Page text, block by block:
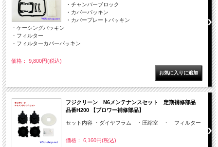
・チャンバーブロック
・カバーパッキン
・カバープレートパッキン
・ケーシングパッキン
・フィルター
・フィルターカバーパッキン
価格： 9,800円(税込)
フジクリーン N6メンテナンスセット 定期補修部品
品番H200 【ブロワー補修部品】
セット内容 ・ダイヤフラム ・圧縮室 ・ フィルター
価格： 6,160円(税込)